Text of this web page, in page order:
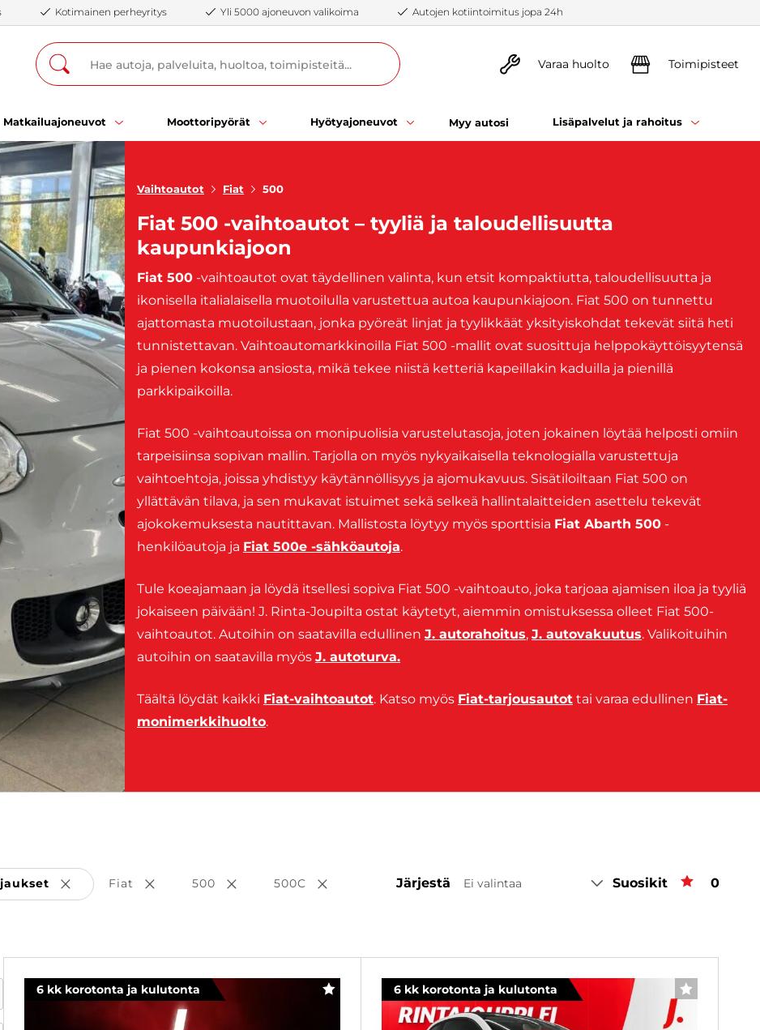
Kotimainen perheyritys Yli 5000 ajoneuvon valikoima Autojen kotiintoimitus jopa 24h
Varaa huolto Toimipisteet
Matkailuajoneuvot Moottoripyörät Hyötyajoneuvot Myy autosi Lisäpalvelut ja rahoitus
Vaihtoautot Fiat 500
Fiat 500 -vaihtoautot – tyyliä ja taloudellisuutta
kaupunkiajoon
Fiat 500 -vaihtoautot ovat täydellinen valinta, kun etsit kompaktiutta, taloudellisuutta ja
ikonisella italialaisella muotoilulla varustettua autoa kaupunkiajoon. Fiat 500 on tunnettu
ajattomasta muotoilustaan, jonka pyöreät linjat ja tyylikkäät yksityiskohdat tekevät siitä heti
tunnistettavan. Vaihtoautomarkkinoilla Fiat 500 -mallit ovat suosittuja helppokäyttöisyytensä
ja pienen kokonsa ansiosta, mikä tekee niistä ketteriä kapeillakin kaduilla ja pienillä
parkkipaikoilla.
Fiat 500 -vaihtoautoissa on monipuolisia varustelutasoja, joten jokainen löytää helposti omiin
tarpeisiinsa sopivan mallin. Tarjolla on myös nykyaikaisella teknologialla varustettuja
vaihtoehtoja, joissa yhdistyy käytännöllisyys ja ajomukavuus. Sisätiloiltaan Fiat 500 on
yllättävän tilava, ja sen mukavat istuimet sekä selkeä hallintalaitteiden asettelu tekevät
ajokokemuksesta nautittavan. Mallistosta löytyy myös sporttisia Fiat Abarth 500 -
henkilöautoja ja Fiat 500e -sähköautoja.
Tule koeajamaan ja löydä itsellesi sopiva Fiat 500 -vaihtoauto, joka tarjoaa ajamisen iloa ja tyyliä
jokaiseen päivään! J. Rinta-Joupilta ostat käytetyt, aiemmin omistuksessa olleet Fiat 500-
vaihtoautot. Autoihin on saatavilla edullinen J. autorahoitus, J. autovakuutus. Valikoituihin
autoihin on saatavilla myös J. autoturva.
Täältä löydät kaikki Fiat-vaihtoautot. Katso myös Fiat-tarjousautot tai varaa edullinen Fiat-
monimerkkihuolto.
Poista valinta
Fiat Poista valinta
500 Poista valinta
500C Poista valintaJärjestä Ei valintaa Suosikit 0
6 kk korotonta ja kulutonta SUOSIKKI 6 kk korotonta ja kulutonta SUOSIKKI